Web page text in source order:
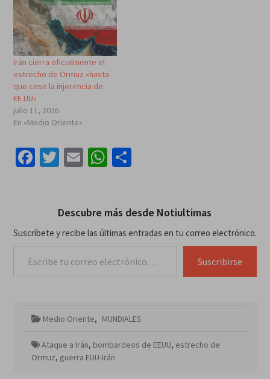
destruyeron 85 objetivos
militares claves de EE.UU. en
Oriente Medio. "El régimen
agresor de EE.UU., cuyas
dimensiones de fracaso se
hacen cada vez…
Irán cierra oficialmente el
estrecho de Ormuz «hasta
que cese la injerencia de
EE.UU»
julio 11, 2026
En «Medio Oriente»
Facebook
Twitter
EmailWhatsApp
Compartir
Descubre más desde Notiultimas
Suscríbete y recibe las últimas entradas en tu correo electrónico.
Suscribirse
Medio Oriente, MUNDIALES
Ataque a Irán, bombardeos de EEUU, estrecho de
Ormuz, guerra EUU-Irán